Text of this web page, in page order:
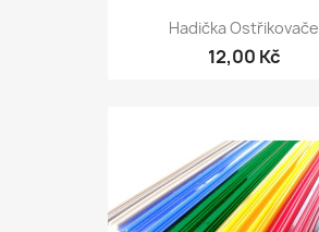
Hadička Ostřikovače
12,00 Kč